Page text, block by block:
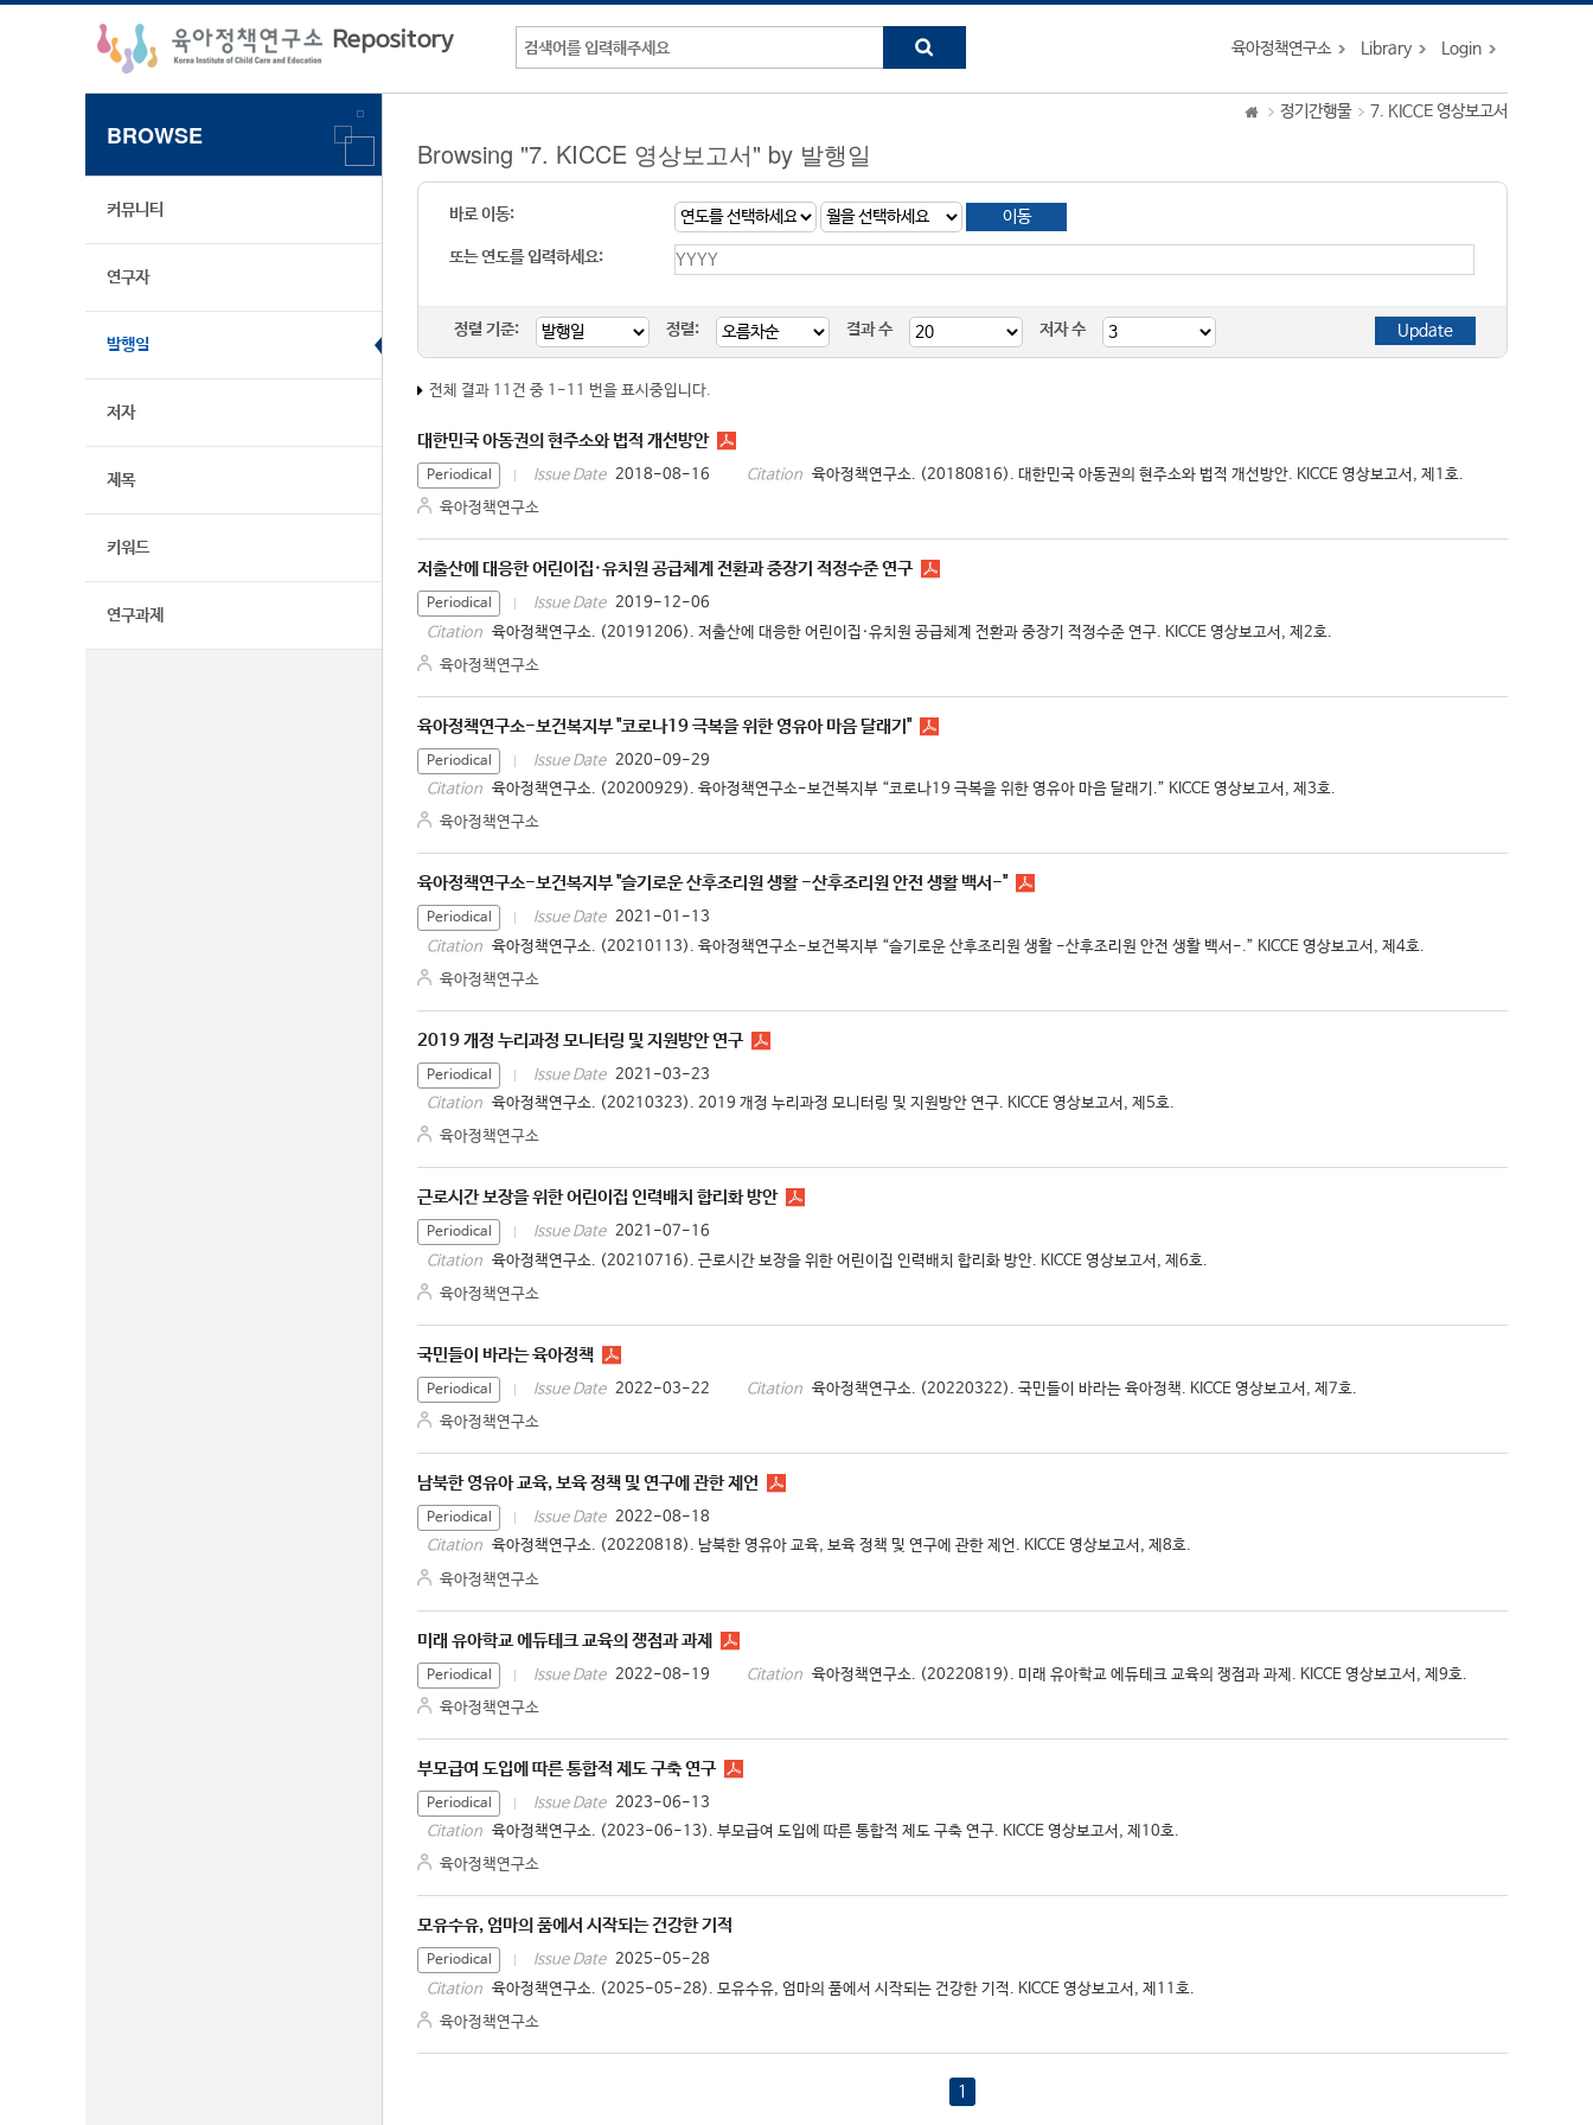
육아정책연구소 Library Login
BROWSE
커뮤니티
연구자
발행일
저자
제목
키워드
연구과제
정기간행물 7. KICCE 영상보고서
Browsing "7. KICCE 영상보고서" by 발행일
바로 이동:
또는 연도를 입력하세요:
정렬 기준: 정렬: 결과 수 저자 수
전체 결과 11건 중 1-11 번을 표시중입니다.
대한민국 아동권의 현주소와 법적 개선방안
Periodical Issue Date 2018-08-16 Citation 육아정책연구소. (20180816). 대한민국 아동권의 현주소와 법적 개선방안. KICCE 영상보고서, 제1호.
육아정책연구소
저출산에 대응한 어린이집·유치원 공급체계 전환과 중장기 적정수준 연구
Periodical Issue Date 2019-12-06
Citation 육아정책연구소. (20191206). 저출산에 대응한 어린이집·유치원 공급체계 전환과 중장기 적정수준 연구. KICCE 영상보고서, 제2호.
육아정책연구소
육아정책연구소-보건복지부 "코로나19 극복을 위한 영유아 마음 달래기"
Periodical Issue Date 2020-09-29
Citation 육아정책연구소. (20200929). 육아정책연구소-보건복지부 “코로나19 극복을 위한 영유아 마음 달래기.” KICCE 영상보고서, 제3호.
육아정책연구소
육아정책연구소-보건복지부 "슬기로운 산후조리원 생활 -산후조리원 안전 생활 백서-"
Periodical Issue Date 2021-01-13
Citation 육아정책연구소. (20210113). 육아정책연구소-보건복지부 “슬기로운 산후조리원 생활 -산후조리원 안전 생활 백서-.” KICCE 영상보고서, 제4호.
육아정책연구소
2019 개정 누리과정 모니터링 및 지원방안 연구
Periodical Issue Date 2021-03-23
Citation 육아정책연구소. (20210323). 2019 개정 누리과정 모니터링 및 지원방안 연구. KICCE 영상보고서, 제5호.
육아정책연구소
근로시간 보장을 위한 어린이집 인력배치 합리화 방안
Periodical Issue Date 2021-07-16
Citation 육아정책연구소. (20210716). 근로시간 보장을 위한 어린이집 인력배치 합리화 방안. KICCE 영상보고서, 제6호.
육아정책연구소
국민들이 바라는 육아정책
Periodical Issue Date 2022-03-22 Citation 육아정책연구소. (20220322). 국민들이 바라는 육아정책. KICCE 영상보고서, 제7호.
육아정책연구소
남북한 영유아 교육, 보육 정책 및 연구에 관한 제언
Periodical Issue Date 2022-08-18
Citation 육아정책연구소. (20220818). 남북한 영유아 교육, 보육 정책 및 연구에 관한 제언. KICCE 영상보고서, 제8호.
육아정책연구소
미래 유아학교 에듀테크 교육의 쟁점과 과제
Periodical Issue Date 2022-08-19 Citation 육아정책연구소. (20220819). 미래 유아학교 에듀테크 교육의 쟁점과 과제. KICCE 영상보고서, 제9호.
육아정책연구소
부모급여 도입에 따른 통합적 제도 구축 연구
Periodical Issue Date 2023-06-13
Citation 육아정책연구소. (2023-06-13). 부모급여 도입에 따른 통합적 제도 구축 연구. KICCE 영상보고서, 제10호.
육아정책연구소
모유수유, 엄마의 품에서 시작되는 건강한 기적
Periodical Issue Date 2025-05-28
Citation 육아정책연구소. (2025-05-28). 모유수유, 엄마의 품에서 시작되는 건강한 기적. KICCE 영상보고서, 제11호.
육아정책연구소
1